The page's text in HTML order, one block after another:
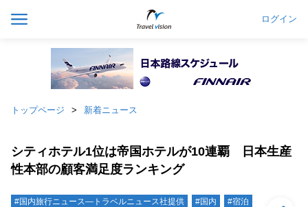
ログイン
トップページ 新着ニュース
シティホテル1位は帝国ホテルが10連覇 日本生産
性本部の顧客満足度ランキング
#国内旅行ニュース―トラベルニュース社提供 #国内 #宿泊